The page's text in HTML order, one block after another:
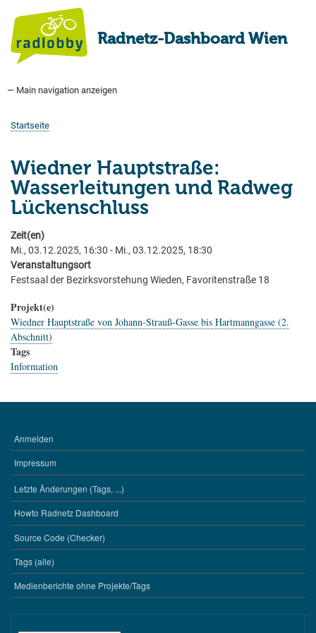
Inhalt
Radnetz-Dashboard Wien
Main
— Main navigation anzeigen
Startseite
Bauprogramm
Aktuell Geplant
Weitere Bauprojekte
Hauptradverkehrsnetz
Bezirke
Medienberichte
Tags
Über uns
Startseite
Wiedner Hauptstraße:
Wasserleitungen und Radweg
Lückenschluss
Zeit(en)
Mi., 03.12.2025, 16:30 - Mi., 03.12.2025, 18:30
Veranstaltungsort
Festsaal der Bezirksvorstehung Wieden, Favoritenstraße 18
Projekt(e)
Wiedner Hauptstraße von Johann-Strauß-Gasse bis Hartmanngasse (2.
Abschnitt)
Tags
Information
BENUTZERMENÜ
Anmelden
Impressum
WERKZEUGE
Letzte Änderungen (Tags, ...)
Howto Radnetz Dashboard
Source Code (Checker)
Tags (alle)
Medienberichte ohne Projekte/Tags